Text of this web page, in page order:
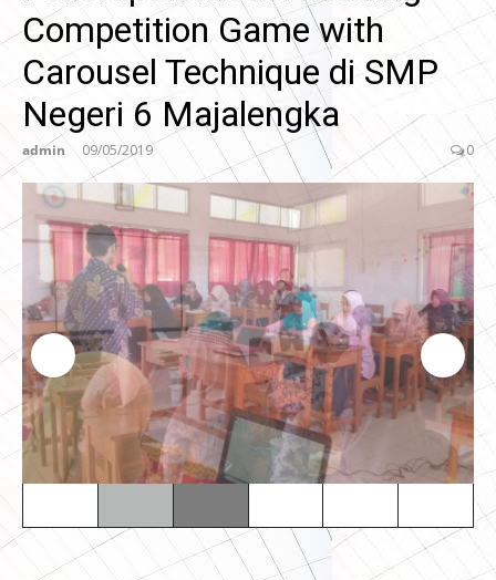
Competition Game with
Carousel Technique di SMP
Negeri 6 Majalengka
admin 09/05/2019 0